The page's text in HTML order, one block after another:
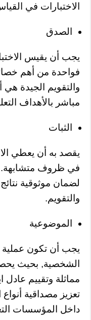
الاختبارات في
الصدق
يجب أن يقيس
فواحدة من أهم
والتقويم الجيدة
مباشر بالأهداف
الثبات
يقصد به أن يعطي
في ظروف متشابهة.
لضمان موثوقية
والتقويم.
الموضوعية
يجب أن تكون عملية
الشخصية, بحيث
مماثلة وتقييم
تعزيز مصداقية
داخل المؤسسات